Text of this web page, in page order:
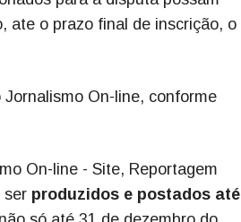
ate o prazo final de inscrição, o
On-line, conforme
On-line - Site, Reportagem
ser produzidos e postados até